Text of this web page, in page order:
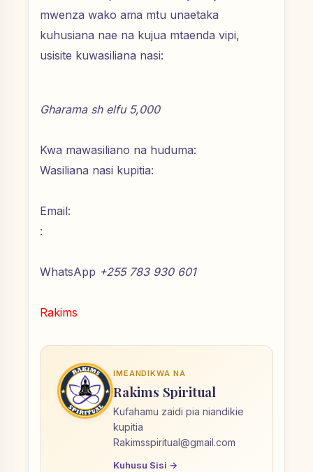
mwenza wako ama mtu unaetaka
kuhusiana nae na kujua mtaenda vipi,
usisite kuwasiliana nasi:
Gharama sh elfu 5,000
Kwa mawasiliano na huduma:
Wasiliana nasi kupitia:
Email:
:
WhatsApp +255 783 930 601
Rakims
IMEANDIKWA NA
Rakims Spiritual
Kufahamu zaidi pia niandikie
kupitia
Rakimsspiritual@gmail.com
Kuhusu Sisi →